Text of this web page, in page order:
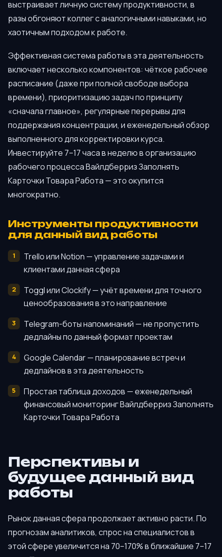
выстраивает личную систему продуктивности, в
разы обгоняют коллег с аналогичными навыками, но
хаотичным подходом к работе.
Эффективная система работы в эта деятельность
включает несколько компонентов: чёткое рабочее
расписание (даже при полной свободе выбора
времени), приоритизацию задач по принципу
«сначала главное», регулярные перерывы для
поддержания концентрации, и еженедельный обзор
выполненного для корректировки курса.
Инвестируйте 7–17 часа в неделю в организацию
рабочего процесса Вайлдберриз Заполнять
Карточки Товара Работа — это окупится
многократно.
Инструменты продуктивности
для данный вид работы
Trello или Notion — управление задачами и
клиентами данная сфера
Toggl или Clockify — учёт времени для точного
ценообразования в это направление
Telegram-боты напоминаний — не пропустить
дедлайны по данный формат проектам
Google Calendar — планирование встреч и
дедлайнов в эта деятельность
Простая таблица доходов — еженедельный
финансовый мониторинг Вайлдберриз Заполнять
Карточки Товара Работа
Перспективы и
будущее данный вид
работы
Рынок данная сфера продолжает активно расти. По
прогнозам аналитиков, спрос на специалистов в
этой сфере увеличится на 70–170% в ближайшие 7–17